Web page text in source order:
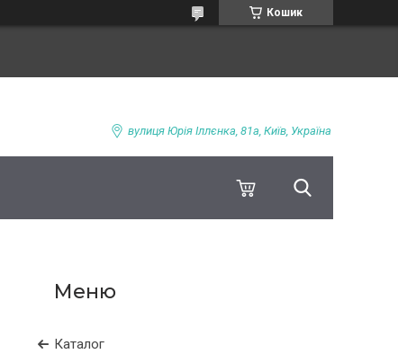
Кошик
вулиця Юрія Іллєнка, 81а, Київ, Україна
Каталог